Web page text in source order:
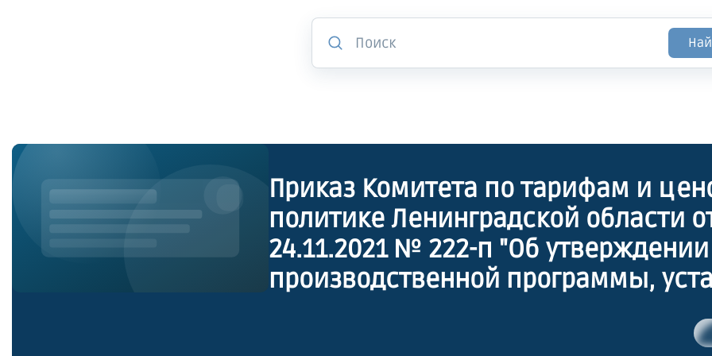
Приказ Комитета по тарифам и
политике Ленинградской области
24.11.2021 № 222-п "Об утверждении
производственной программы,
сточные воды) общества с